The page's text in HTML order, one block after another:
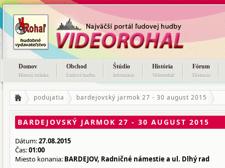
Domov
Hlavná stránka
Obchod
Ľudová hudba
Štúdio
Informácie
História
Videorohaľ
Fórum
Diskusia
podujatia bardejovský jarmok 27 - 30 august 2015
BARDEJOVSKÝ JARMOK 27 - 30 AUGUST 2015
Dátum:27.08.2015
Čas:01:00
Miesto konania: BARDEJOV, Radničné námestie a ul. Dlhý rad